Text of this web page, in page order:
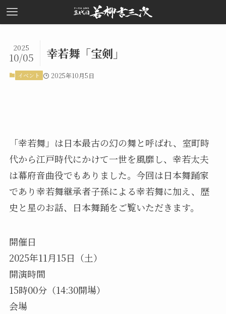
幸若舞「宝剣」
2025
10/05
イベント 2025年10月5日
「幸若舞」は日本最古の幻の舞と呼ばれ、室町時
代から江戸時代にかけて一世を風靡し、幸若太夫
は幕府音曲役でもありました。今回は日本舞踊家
であり幸若舞継承者子孫による幸若舞に加え、歴
史と星のお話、日本舞踊をご覧いただきます。
開催日
2025年11月15日（土）
開演時間
15時00分（14:30開場）
会場